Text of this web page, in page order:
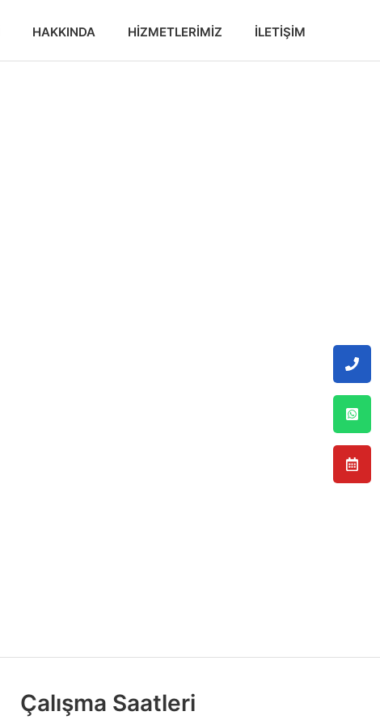
HAKKINDA HIZMETLERIMIZ İLETIŞIM
Çalışma Saatleri